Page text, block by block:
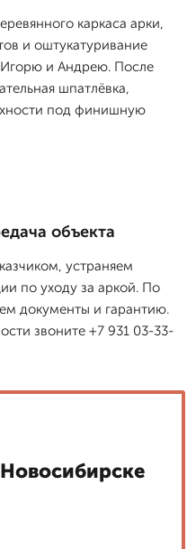
каркаса арки,
и оштукатуривание
и Андрею. После
шпатлёвка,
под финишную
объекта
устраняем
по уходу за аркой. По
документы и гарантию.
звоните +7 931 03-33-